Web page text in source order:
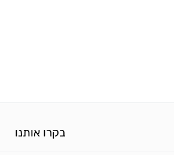
בקרו אותנו